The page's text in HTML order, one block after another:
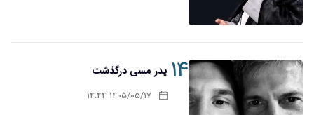
۱۴ پدر مسی درگذشت
۱۴۰۵/۰۵/۱۷ ۱۴:۴۴